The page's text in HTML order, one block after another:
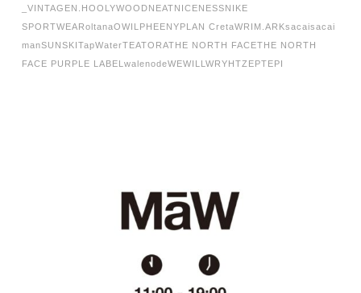
_VINTAGEN.HOOLYWOODNEATNICENESSNIKE
SPORTWEARoltanaOWIL PHEENYPLAN CretaWRIM.ARKsacaisacai
manSUNSKITapWaterTEATORATHE NORTH FACETHE NORTH
FACE PURPLE LABEL walenodeWEWILL WRYHTZEPTEPI